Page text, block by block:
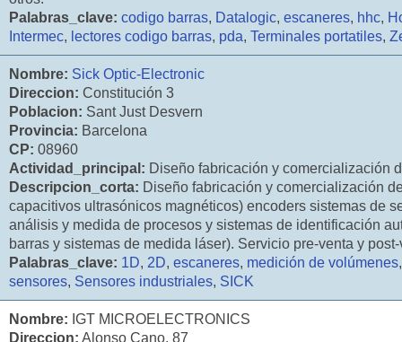
Palabras_clave: codigo barras, Datalogic, escaneres, hhc,
Intermec, lectores codigo barras, pda, Terminales portatiles,
Nombre: Sick Optic-Electronic
Direccion: Constitución 3
Poblacion: Sant Just Desvern
Provincia: Barcelona
CP: 08960
Actividad_principal: Diseño fabricación y comercialización
Descripcion_corta: Diseño fabricación y comercialización
capacitivos ultrasónicos magnéticos) encoders sistemas de
análisis y medida de procesos y sistemas de identificación
barras y sistemas de medida láser). Servicio pre-venta y
Palabras_clave: 1D, 2D, escaneres, medición de volúmenes
sensores, Sensores industriales, SICK
Nombre: IGT MICROELECTRONICS
Direccion: Alonso Cano. 87